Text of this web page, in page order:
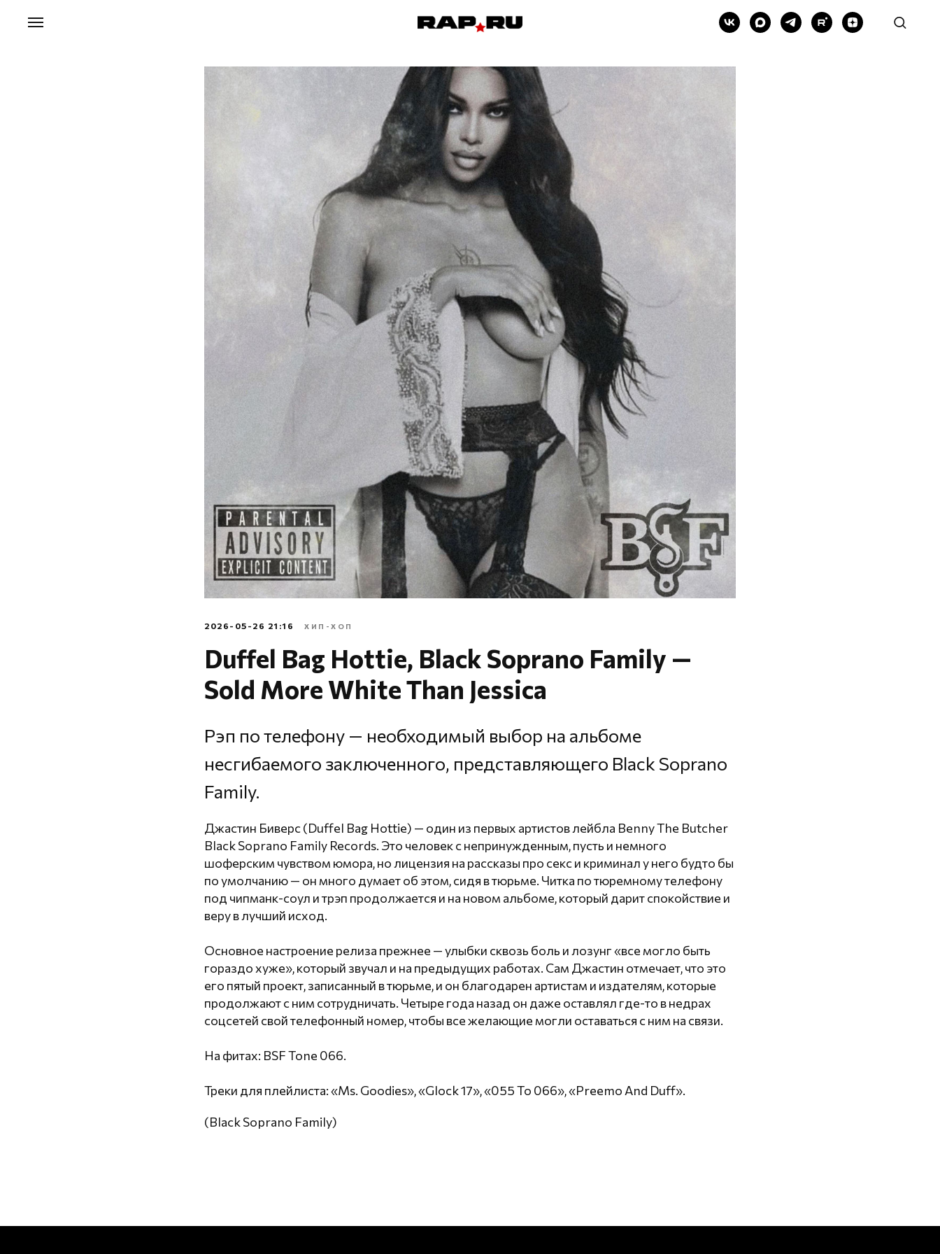
2026-05-26 21:16 ХИП-ХОП
Duffel Bag Hottie, Black Soprano Family —
Sold More White Than Jessica
Рэп по телефону — необходимый выбор на альбоме
несгибаемого заключенного, представляющего Black Soprano
Family.
Джастин Биверс (Duffel Bag Hottie) — один из первых артистов лейбла Benny The Butcher
Black Soprano Family Records. Это человек с непринужденным, пусть и немного
шоферским чувством юмора, но лицензия на рассказы про секс и криминал у него будто бы
по умолчанию — он много думает об этом, сидя в тюрьме. Читка по тюремному телефону
под чипманк-соул и трэп продолжается и на новом альбоме, который дарит спокойствие и
веру в лучший исход.
Основное настроение релиза прежнее — улыбки сквозь боль и лозунг «все могло быть
гораздо хуже», который звучал и на предыдущих работах. Сам Джастин отмечает, что это
его пятый проект, записанный в тюрьме, и он благодарен артистам и издателям, которые
продолжают с ним сотрудничать. Четыре года назад он даже оставлял где-то в недрах
соцсетей свой телефонный номер, чтобы все желающие могли оставаться с ним на связи.
На фитах: BSF Tone 066.
Треки для плейлиста: «Ms. Goodies», «Glock 17», «055 To 066», «Preemo And Duff».
(Black Soprano Family)